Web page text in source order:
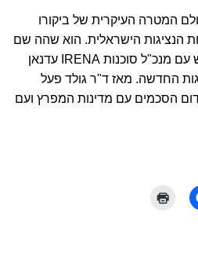
המטרה העיקרית של ביקורו
הנציגות הישראלית. הוא שהה שם
שלושה ימים, במהלכם נפגש עם מנכ"ל סוכנות IRENA עדנאן
החדשה. מאז ד"ר גולד פעל
הסכמים עם מדינות המפרץ ועם